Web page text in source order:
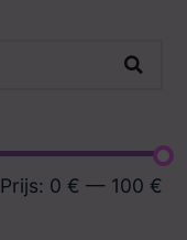
Prijs: 0 € — 100 €